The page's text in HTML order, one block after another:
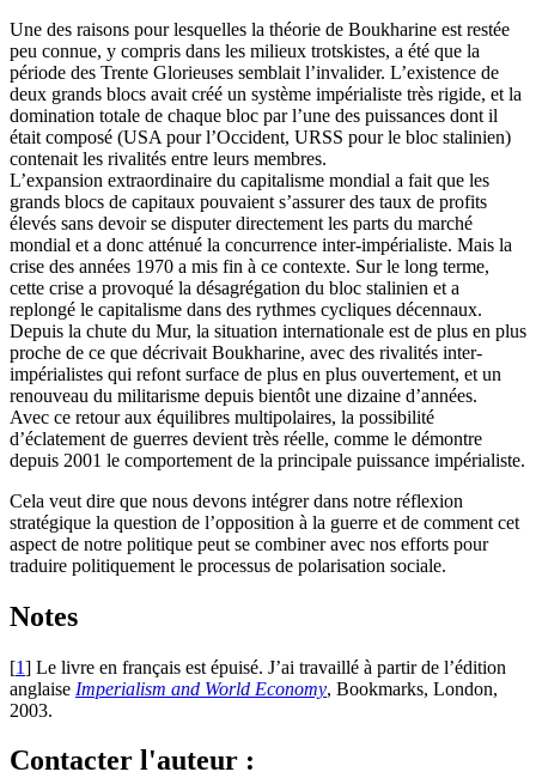
Une des raisons pour lesquelles la théorie de Boukharine est restée
peu connue, y compris dans les milieux trotskistes, a été que la
période des Trente Glorieuses semblait l’invalider. L’existence de
deux grands blocs avait créé un système impérialiste très rigide, et la
domination totale de chaque bloc par l’une des puissances dont il
était composé (USA pour l’Occident, URSS pour le bloc stalinien)
contenait les rivalités entre leurs membres.
L’expansion extraordinaire du capitalisme mondial a fait que les
grands blocs de capitaux pouvaient s’assurer des taux de profits
élevés sans devoir se disputer directement les parts du marché
mondial et a donc atténué la concurrence inter-impérialiste. Mais la
crise des années 1970 a mis fin à ce contexte. Sur le long terme,
cette crise a provoqué la désagrégation du bloc stalinien et a
replongé le capitalisme dans des rythmes cycliques décennaux.
Depuis la chute du Mur, la situation internationale est de plus en plus
proche de ce que décrivait Boukharine, avec des rivalités inter-
impérialistes qui refont surface de plus en plus ouvertement, et un
renouveau du militarisme depuis bientôt une dizaine d’années.
Avec ce retour aux équilibres multipolaires, la possibilité
d’éclatement de guerres devient très réelle, comme le démontre
depuis 2001 le comportement de la principale puissance impérialiste.
Cela veut dire que nous devons intégrer dans notre réflexion
stratégique la question de l’opposition à la guerre et de comment cet
aspect de notre politique peut se combiner avec nos efforts pour
traduire politiquement le processus de polarisation sociale.
Notes
[1] Le livre en français est épuisé. J’ai travaillé à partir de l’édition
anglaise Imperialism and World Economy, Bookmarks, London,
2003.
Contacter l'auteur :